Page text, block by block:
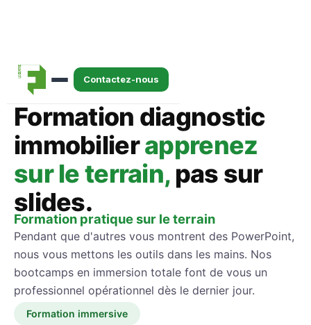
Contactez-nous
Accueil ›Nos formations›Terrain
Formation diagnostic
immobilierapprenez
sur le terrain, pas sur
slides.
Formation pratique sur le terrain
Pendant que d'autres vous montrent des PowerPoint,
nous vous mettons les outils dans les mains. Nos
bootcamps en immersion totale font de vous un
professionnel opérationnel dès le dernier jour.
Formation immersive